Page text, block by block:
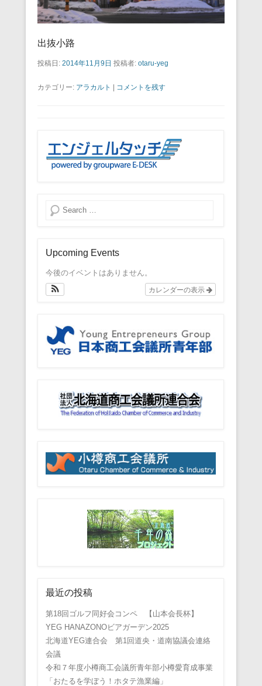
出抜小路
投稿日: 2014年11月9日 投稿者: otaru-yeg
カテゴリー: アラカルト | コメントを残す
検索
Upcoming Events
今後のイベントはありません。
カレンダーの表示
最近の投稿
第18回ゴルフ同好会コンペ 【山本会長杯】
YEG HANAZONOビアガーデン2025
北海道YEG連合会 第1回道央・道南協議会連絡
会議
令和７年度小樽商工会議所青年部小樽愛育成事業
「おたるを学ぼう！ホタテ漁業編」